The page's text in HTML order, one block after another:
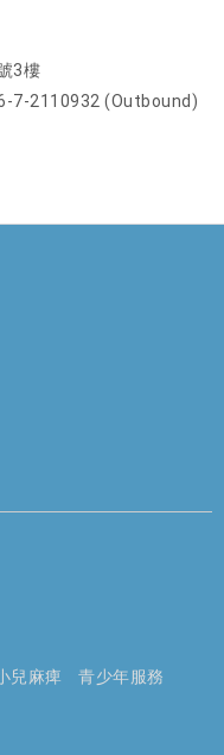
3樓
7-2110932 (Outbound)
兒麻痺
青少年服務